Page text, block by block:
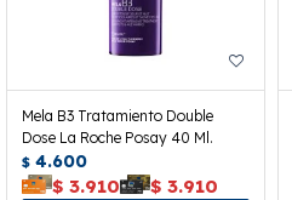
Mela B3 Tratamiento Double
Dose La Roche Posay 40 Ml.
$ 4.600
$ 3.910 $ 3.910